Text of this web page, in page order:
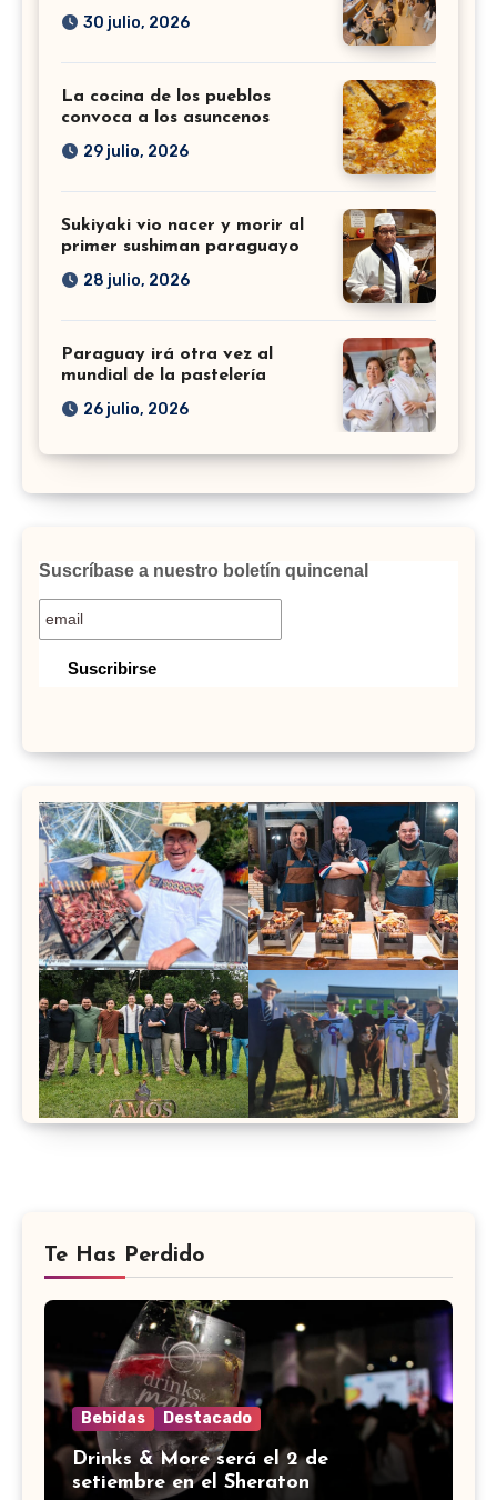
30 julio, 2026
La cocina de los pueblos
convoca a los asuncenos
29 julio, 2026
Sukiyaki vio nacer y morir al
primer sushiman paraguayo
28 julio, 2026
Paraguay irá otra vez al
mundial de la pastelería
26 julio, 2026
Suscríbase a nuestro boletín quincenal
Te Has Perdido
Bebidas Destacado
Drinks & More será el 2 de
setiembre en el Sheraton